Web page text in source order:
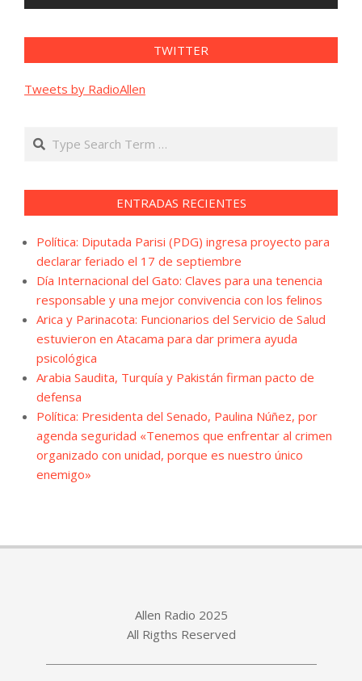
TWITTER
Tweets by RadioAllen
Search
ENTRADAS RECIENTES
Política: Diputada Parisi (PDG) ingresa proyecto para
declarar feriado el 17 de septiembre
Día Internacional del Gato: Claves para una tenencia
responsable y una mejor convivencia con los felinos
Arica y Parinacota: Funcionarios del Servicio de Salud
estuvieron en Atacama para dar primera ayuda
psicológica
Arabia Saudita, Turquía y Pakistán firman pacto de
defensa
Política: Presidenta del Senado, Paulina Núñez, por
agenda seguridad «Tenemos que enfrentar al crimen
organizado con unidad, porque es nuestro único
enemigo»
Allen Radio 2025
All Rigths Reserved